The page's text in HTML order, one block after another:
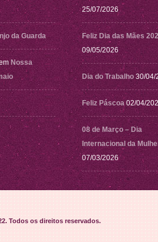
da Guarda
Nossa
25/07/2026
Feliz Dia das Mães
09/05/2026
Dia do Trabalho 30/04/
Feliz Páscoa 02/04/
08 de Março – Dia
Internacional da
07/03/2026
. Todos os direitos reservados.